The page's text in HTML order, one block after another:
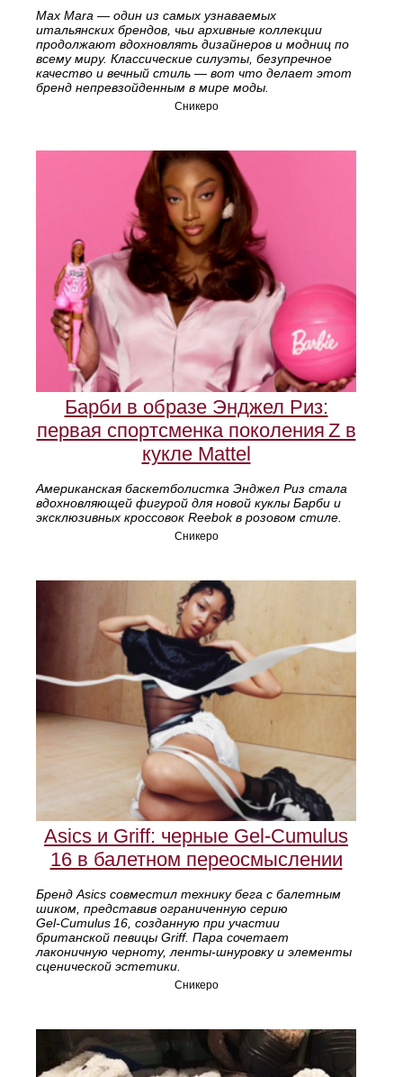
Max Mara — один из самых узнаваемых
итальянских брендов, чьи архивные коллекции
продолжают вдохновлять дизайнеров и модниц по
всему миру. Классические силуэты, безупречное
качество и вечный стиль — вот что делает этот
бренд непревзойденным в мире моды.
Сникеро
Барби в образе Энджел Риз:
первая спортсменка поколения Z в
кукле Mattel
Американская баскетболистка Энджел Риз стала
вдохновляющей фигурой для новой куклы Барби и
эксклюзивных кроссовок Reebok в розовом стиле.
Сникеро
Asics и Griff: черные Gel‑Cumulus
16 в балетном переосмыслении
Бренд Asics совместил технику бега с балетным
шиком, представив ограниченную серию
Gel‑Cumulus 16, созданную при участии
британской певицы Griff. Пара сочетает
лаконичную черноту, ленты‑шнуровку и элементы
сценической эстетики.
Сникеро